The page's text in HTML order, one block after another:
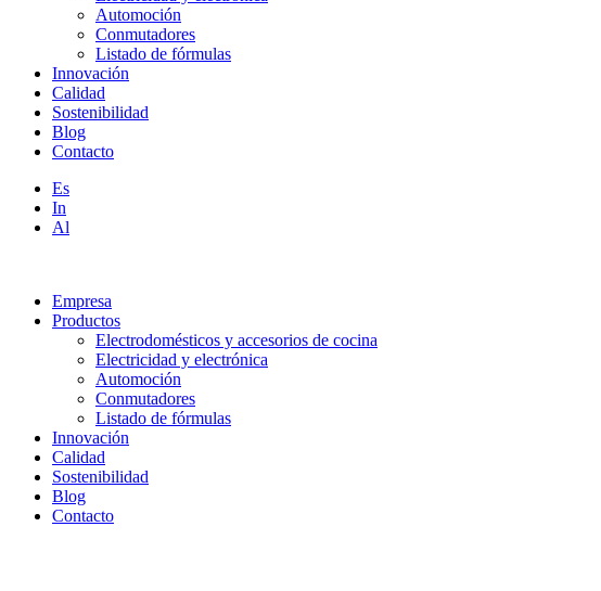
Automoción
Conmutadores
Listado de fórmulas
Innovación
Calidad
Sostenibilidad
Blog
Contacto
Es
In
Al
Empresa
Productos
Electrodomésticos y accesorios de cocina
Electricidad y electrónica
Automoción
Conmutadores
Listado de fórmulas
Innovación
Calidad
Sostenibilidad
Blog
Contacto